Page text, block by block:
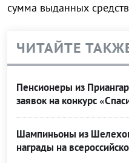
сумма выданных
ЧИТАЙТЕ
Пенсионеры из
заявок на конкурс
Шампиньоны из
награды на